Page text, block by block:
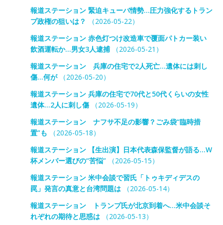
報道ステーション 緊迫キューバ情勢…圧力強化するトラン
プ政権の狙いは？
（2026-05-22）
報道ステーション 赤色灯つけ改造車で覆面パトカー装い
飲酒運転か…男女3人逮捕（2026-05-21）
報道ステーション 兵庫の住宅で2人死亡…遺体には刺し
傷…何が（2026-05-20）
報道ステーション 兵庫の住宅で70代と50代くらいの女性
遺体…2人に刺し傷（2026-05-19）
報道ステーション ナフサ不足の影響？ごみ袋“臨時措
置”も （2026-05-18）
報道ステーション 【生出演】日本代表森保監督が語る…W
杯メンバー選びの“苦悩”（2026-05-15）
報道ステーション 米中会談で習氏「トゥキディデスの
罠」発言の真意と台湾問題は（2026-05-14）
報道ステーション トランプ氏が北京到着へ…米中会談そ
れぞれの期待と思惑は（2026-05-13）